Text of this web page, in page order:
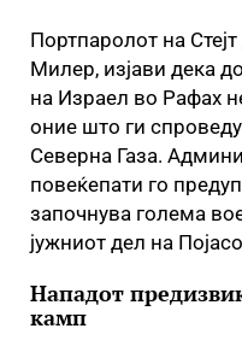
Портпаролот на
Милер, изјави дека
на Израел во Рафах
оние што ги
Северна Газа.
повеќепати го
започнува голема
јужниот дел на
Нападот
камп